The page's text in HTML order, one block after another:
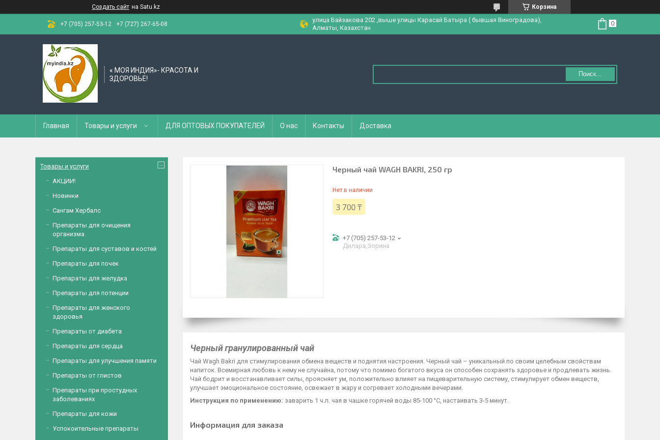
Создать сайт на Satu.kz Корзина
+7 (705) 257-53-12 +7 (727) 267-65-08
улица Байзакова 202 ,выше улицы Карасай Батыра ( бывшая Виноградова),
Алматы, Казахстан
« МОЯ ИНДИЯ»- КРАСОТА И
ЗДОРОВЬЕ!
Поиск...
Главная Товары и услуги ДЛЯ ОПТОВЫХ ПОКУПАТЕЛЕЙ О нас Контакты Доставка
Черный чай WAGH BAKRI, 250 гр
Нет в наличии
3 700 ₸
+7 (705) 257-53-12
Дилара,Зорина
Черный гранулированный чай
Чай Wagh Bakri для стимулирования обмена веществ и поднятия настроения. Черный чай – уникальный по своим целебным свойствам
напиток. Всемирная любовь к нему не случайна, потому что помимо богатого вкуса он способен сохранять здоровье и продлевать жизнь.
Чай бодрит и восстанавливает силы, проясняет ум, положительно влияет на пищеварительную систему, стимулирует обмен веществ,
улучшает эмоциональное состояние, освежает в жару и согревает холодными вечерами.
Инструкция по применению: заварить 1 ч.л. чая в чашке горячей воды 85-100 °С, настаивать 3-5 минут.
Информация для заказа
Товары и услуги
АКЦИИ!
Новинки
Сангам Хербалс
Препараты для очищения
организма
Препараты для суставов и костей
Препараты для почек
Препараты для желудка
Препараты для потенции
Препараты для женского
здоровья
Препараты от диабета
Препараты для сердца
Препараты для улучшения памяти
Препараты от глистов
Препараты при простудных
заболеваниях
Препараты для кожи
Успокоительные препараты